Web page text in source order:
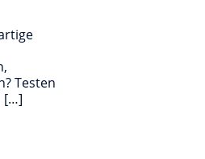
Testen
[…]